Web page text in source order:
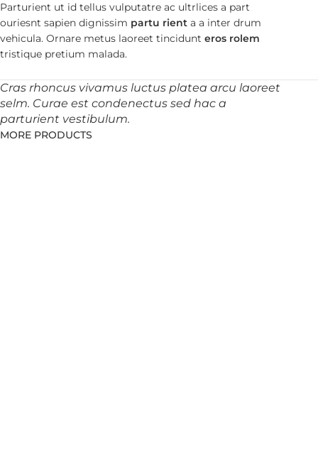
Parturient ut id tellus vulputatre ac ultrlices a part
ouriesnt sapien dignissim partu rient a a inter drum
vehicula. Ornare metus laoreet tincidunt eros rolem
tristique pretium malada.
Cras rhoncus vivamus luctus platea arcu laoreet
selm. Curae est condenectus sed hac a
parturient vestibulum.
MORE PRODUCTS